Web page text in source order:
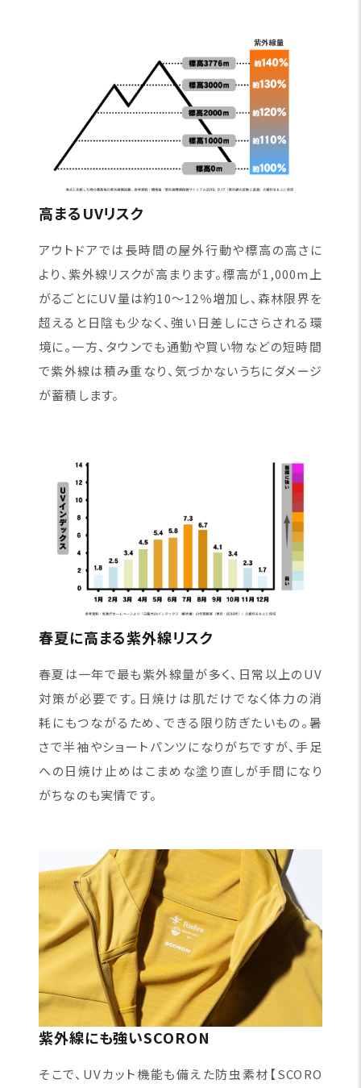
高まるUVリスク
アウトドアでは長時間の屋外行動や標高の高さに
より、紫外線リスクが高まります。標高が1,000m上
がるごとにUV量は約10〜12％増加し、森林限界を
超えると日陰も少なく、強い日差しにさらされる環
境に。一方、タウンでも通勤や買い物などの短時間
で紫外線は積み重なり、気づかないうちにダメージ
が蓄積します。
春夏に高まる紫外線リスク
春夏は一年で最も紫外線量が多く、日常以上のUV
対策が必要です。日焼けは肌だけでなく体力の消
耗にもつながるため、できる限り防ぎたいもの。暑
さで半袖やショートパンツになりがちですが、手足
への日焼け止めはこまめな塗り直しが手間になり
がちなのも実情です。
紫外線にも強いSCORON
そこで、UVカット機能も備えた防虫素材【SCORO